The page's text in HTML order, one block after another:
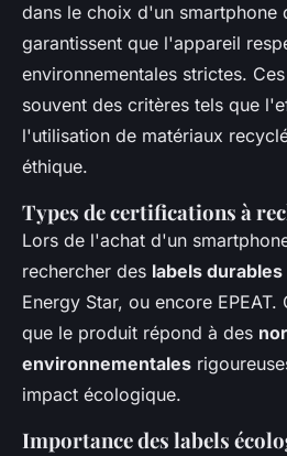
dans le choix d'un smartphone
garantissent que l'appareil
environnementales strictes.
souvent des critères tels que
l'utilisation de matériaux
éthique.
Types de certifications à
Lors de l'achat d'un
rechercher des labels durables
Energy Star, ou encore EPEAT.
que le produit répond à des
environnementales
impact écologique.
Importance des labels